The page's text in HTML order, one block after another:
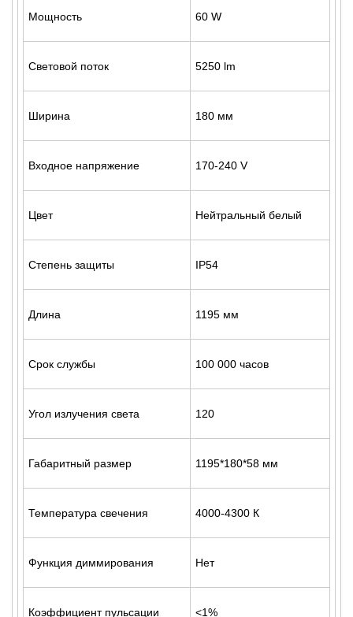
Мощность 60 W
Световой поток 5250 lm
Ширина 180 мм
Входное напряжение 170-240 V
Цвет Нейтральный белый
Степень защиты IP54
Длина 1195 мм
Срок службы 100 000 часов
Угол излучения света 120
Габаритный размер 1195*180*58 мм
Температура свечения 4000-4300 К
Функция диммирования Нет
Коэффициент пульсации <1%